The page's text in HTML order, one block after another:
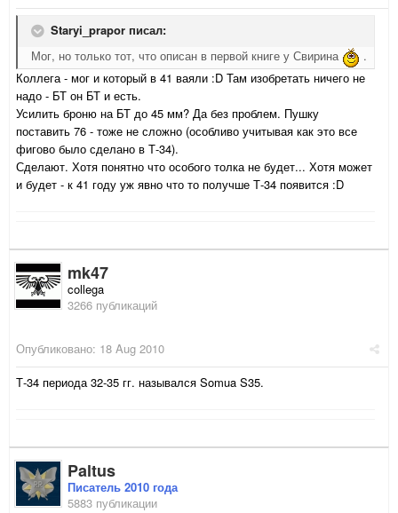
Staryi_prapor писал:
Мог, но только тот, что описан в первой книге у Свирина
.
Коллега - мог и который в 41 ваяли :D Там изобретать ничего не
надо - БТ он БТ и есть.
Усилить броню на БТ до 45 мм? Да без проблем. Пушку
поставить 76 - тоже не сложно (особливо учитывая как это все
фигово было сделано в Т-34).
Сделают. Хотя понятно что особого толка не будет... Хотя может
и будет - к 41 году уж явно что то получше Т-34 появится :D
mk47
collega
3266 публикаций
Опубликовано: 18 Aug 2010
Т-34 периода 32-35 гг. назывался Somua S35.
Paltus
Писатель 2010 года
5883 публикации